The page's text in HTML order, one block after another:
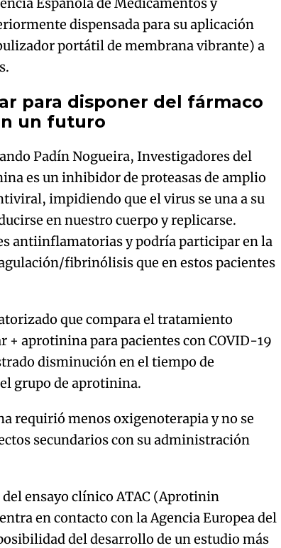
dispensada para su aplicación
portátil de membrana vibrante) a
para disponer del fármaco
un futuro
Padín Nogueira, Investigadores del
es un inhibidor de proteasas de amplio
impidiendo que el virus se una a su
en nuestro cuerpo y replicarse.
antiinflamatorias y podría participar en la
fibrinólisis que en estos pacientes
que compara el tratamiento
aprotinina para pacientes con COVID-19
disminución en el tiempo de
grupo de aprotinina.
requirió menos oxigenoterapia y no se
secundarios con su administración
ensayo clínico ATAC (Aprotinin
en contacto con la Agencia Europea del
del desarrollo de un estudio más